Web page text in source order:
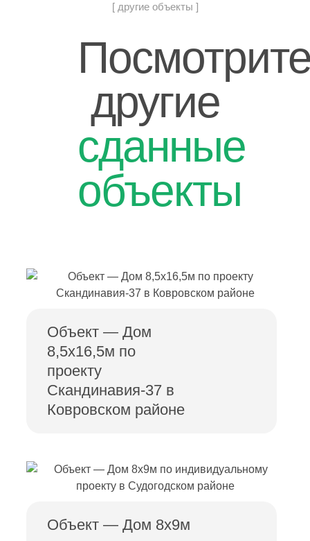
[ другие объекты ]
другие
сданные
объекты
Объект — Дом
8,5х16,5м по
проекту
Скандинавия-37 в
Ковровском районе
Объект — Дом 8х9м